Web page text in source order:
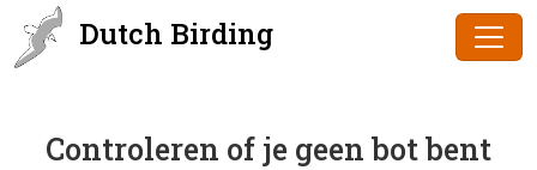
Dutch Birding
Controleren of je geen bot bent